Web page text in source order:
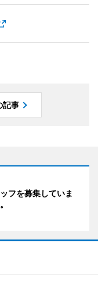
記事
フを募集していま